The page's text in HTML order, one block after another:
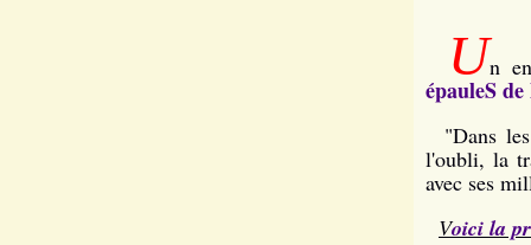
Un
épauleS
"Dans
l'oubli, la
avec ses
Voici la